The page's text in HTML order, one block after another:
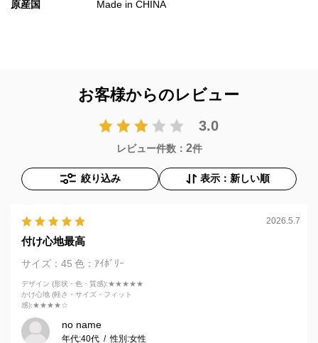
原産国 Made in CHINA
お客様からのレビュー
3.0
レビュー件数： 2件
絞り込み 表示：新しい順
2026.5.7
付け心地最高
サイズ：45 色：ｱｲﾎﾞﾘｰ
デザイン (形状・色・質感):★★★★★
かけ心地 (軽さ・サイズ・フィット
感):★★★★☆
no name
年代:40代 性別:女性